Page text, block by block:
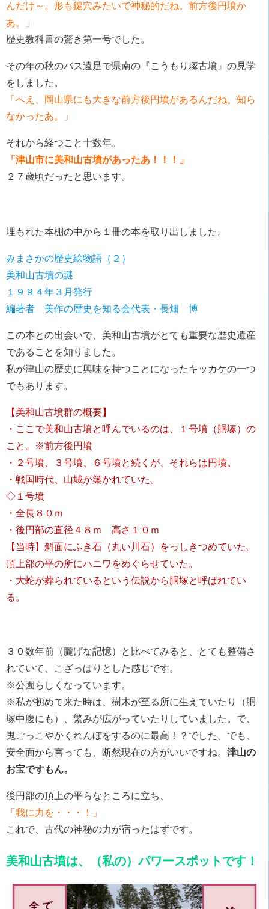
んだけ～。形も鍵穴みたいで神秘的だね。前方後円墳か
あ。」
歴史教科書の驚き第一号でした。
その年の秋のバス遠足で県南の『こうもり塚古墳』の見学
をしました。
「へえ、岡山県にも大きな前方後円墳があるんだね。知ら
なかったあ。」
それから経つこと十数年。
「津山市に美和山古墳があったあ！！！」
２７歳頃だったと思います。
埋もれた本棚の中から１冊の本を取り出しました。
みまさかの歴史絵物語（２）
美和山古墳の謎
１９９４年３月発行
編著者 美作の歴史を知る会代表・長畑 博
この本との出会いで、美和山古墳がとても重要な歴史遺産
であることを知りました。
私が津山の歴史に興味を持つことになったキッカケの一つ
でもあります。
【美和山古墳群の概要】
・ここで美和山古墳と呼んでいるのは、１号墳（胴塚）の
こと。※前方後円墳
・２号墳、３号墳、６号墳と続くが、それらは円墳。
・戦国時代、山城が築かれていた。
◇１号墳
・全長８０ｍ
・後円部の直径４８ｍ 高さ１０ｍ
【当時】斜面にふき石（丸い川石）をっしきつめていた。
頂上部の平の所にハニワをめぐらせていた。
・大蛇が葬られているという伝説から胴塚と呼ばれてい
る。
３０数年前（朧げな記憶）と比べてみると、とても整備さ
れていて、こざっぱりとした感じです。
※公園らしくなっています。
※私が初めて来た時は、樹木が至る所に生えていたり（胴
塚中腹にも）、繁みが広がっていたりしていました。で、
鬼ごっこやかくれんぼをするのに最高！？でした。でも、
安全面から言っても、断然現在の方がいいですね。 津山の
お宝ですもん。
後円部の頂上の平らなところに立ち、
「我に力を・・・！」
これで、古代の神秘の力が宿ったはずです。
美和山古墳は、（私の）パワースポットです！